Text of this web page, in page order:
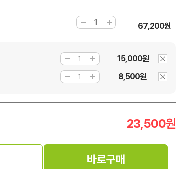
67,200원
15,000원
8,500원
23,500원
바로구매